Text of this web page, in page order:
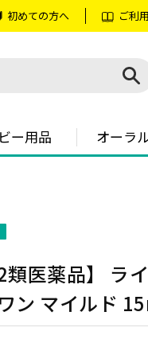
初めての方へ ご利
ー用品 オーラ
2類医薬品】 ラ
ン マイルド